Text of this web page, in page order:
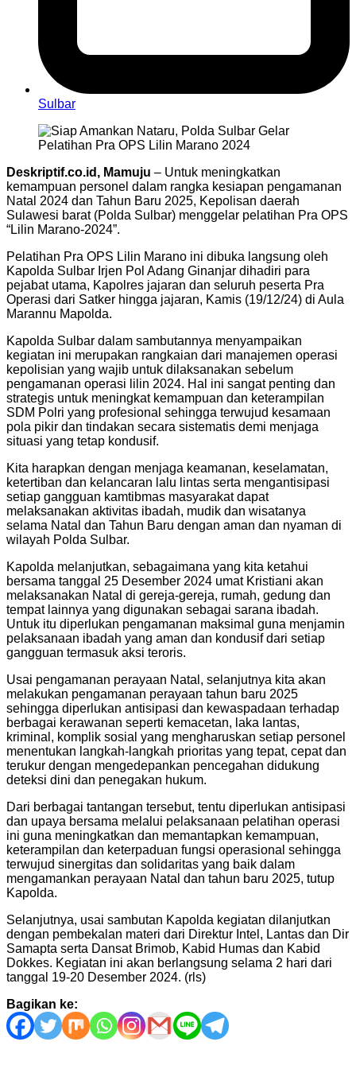
Sulbar
Deskriptif.co.id, Mamuju – Untuk meningkatkan
kemampuan personel dalam rangka kesiapan pengamanan
Natal 2024 dan Tahun Baru 2025, Kepolisan daerah
Sulawesi barat (Polda Sulbar) menggelar pelatihan Pra OPS
“Lilin Marano-2024”.
Pelatihan Pra OPS Lilin Marano ini dibuka langsung oleh
Kapolda Sulbar Irjen Pol Adang Ginanjar dihadiri para
pejabat utama, Kapolres jajaran dan seluruh peserta Pra
Operasi dari Satker hingga jajaran, Kamis (19/12/24) di Aula
Marannu Mapolda.
Kapolda Sulbar dalam sambutannya menyampaikan
kegiatan ini merupakan rangkaian dari manajemen operasi
kepolisian yang wajib untuk dilaksanakan sebelum
pengamanan operasi lilin 2024. Hal ini sangat penting dan
strategis untuk meningkat kemampuan dan keterampilan
SDM Polri yang profesional sehingga terwujud kesamaan
pola pikir dan tindakan secara sistematis demi menjaga
situasi yang tetap kondusif.
Kita harapkan dengan menjaga keamanan, keselamatan,
ketertiban dan kelancaran lalu lintas serta mengantisipasi
setiap gangguan kamtibmas masyarakat dapat
melaksanakan aktivitas ibadah, mudik dan wisatanya
selama Natal dan Tahun Baru dengan aman dan nyaman di
wilayah Polda Sulbar.
Kapolda melanjutkan, sebagaimana yang kita ketahui
bersama tanggal 25 Desember 2024 umat Kristiani akan
melaksanakan Natal di gereja-gereja, rumah, gedung dan
tempat lainnya yang digunakan sebagai sarana ibadah.
Untuk itu diperlukan pengamanan maksimal guna menjamin
pelaksanaan ibadah yang aman dan kondusif dari setiap
gangguan termasuk aksi teroris.
Usai pengamanan perayaan Natal, selanjutnya kita akan
melakukan pengamanan perayaan tahun baru 2025
sehingga diperlukan antisipasi dan kewaspadaan terhadap
berbagai kerawanan seperti kemacetan, laka lantas,
kriminal, komplik sosial yang mengharuskan setiap personel
menentukan langkah-langkah prioritas yang tepat, cepat dan
terukur dengan mengedepankan pencegahan didukung
deteksi dini dan penegakan hukum.
Dari berbagai tantangan tersebut, tentu diperlukan antisipasi
dan upaya bersama melalui pelaksanaan pelatihan operasi
ini guna meningkatkan dan memantapkan kemampuan,
keterampilan dan keterpaduan fungsi operasional sehingga
terwujud sinergitas dan solidaritas yang baik dalam
mengamankan perayaan Natal dan tahun baru 2025, tutup
Kapolda.
Selanjutnya, usai sambutan Kapolda kegiatan dilanjutkan
dengan pembekalan materi dari Direktur Intel, Lantas dan Dir
Samapta serta Dansat Brimob, Kabid Humas dan Kabid
Dokkes. Kegiatan ini akan berlangsung selama 2 hari dari
tanggal 19-20 Desember 2024. (rls)
Bagikan ke: